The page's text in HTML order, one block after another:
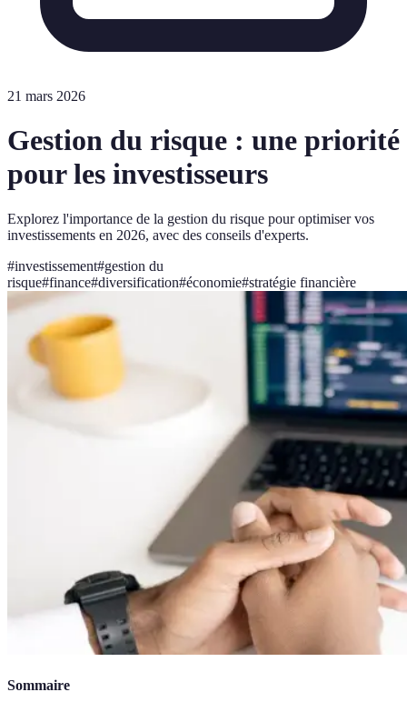
21 mars 2026
Gestion du risque : une priorité
pour les investisseurs
Explorez l'importance de la gestion du risque pour optimiser vos
investissements en 2026, avec des conseils d'experts.
#investissement#gestion du
risque#finance#diversification#économie#stratégie financière
Sommaire